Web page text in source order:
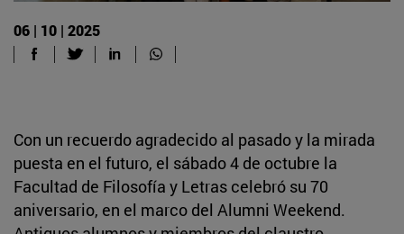
06 | 10 | 2025
Con un recuerdo agradecido al pasado y la mirada
puesta en el futuro, el sábado 4 de octubre la
Facultad de Filosofía y Letras celebró su 70
aniversario, en el marco del Alumni Weekend.